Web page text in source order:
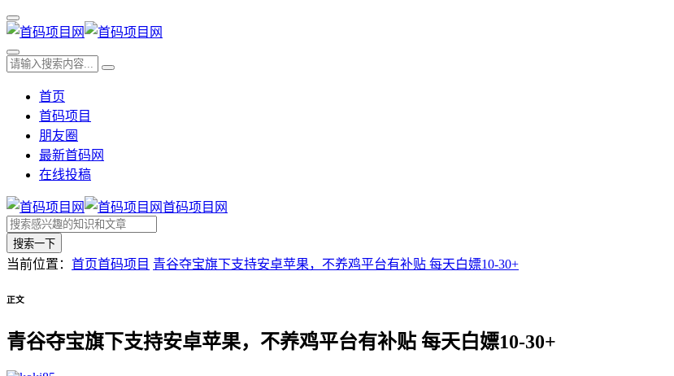
首页
首码项目
朋友圈
最新首码网
在线投稿
首码项目网
搜索一下
当前位置： 首页首码项目 青谷夺宝旗下支持安卓苹果，不养鸡平台有补贴 每天白嫖10-30+
正文
青谷夺宝旗下支持安卓苹果，不养鸡平台有补贴 每天白嫖10-30+